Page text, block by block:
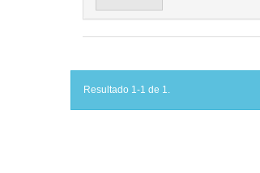
Resultado 1-1 de 1.